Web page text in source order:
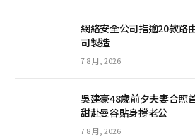
網絡安全公司指逾20款路
司製造
7 8 月, 2026
吳建豪48歲前夕夫妻合照
甜赴曼谷貼身撐老公
7 8 月, 2026